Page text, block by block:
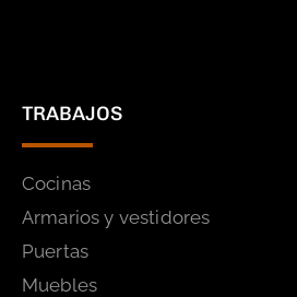
TRABAJOS
Cocinas
Armarios y vestidores
Puertas
Muebles